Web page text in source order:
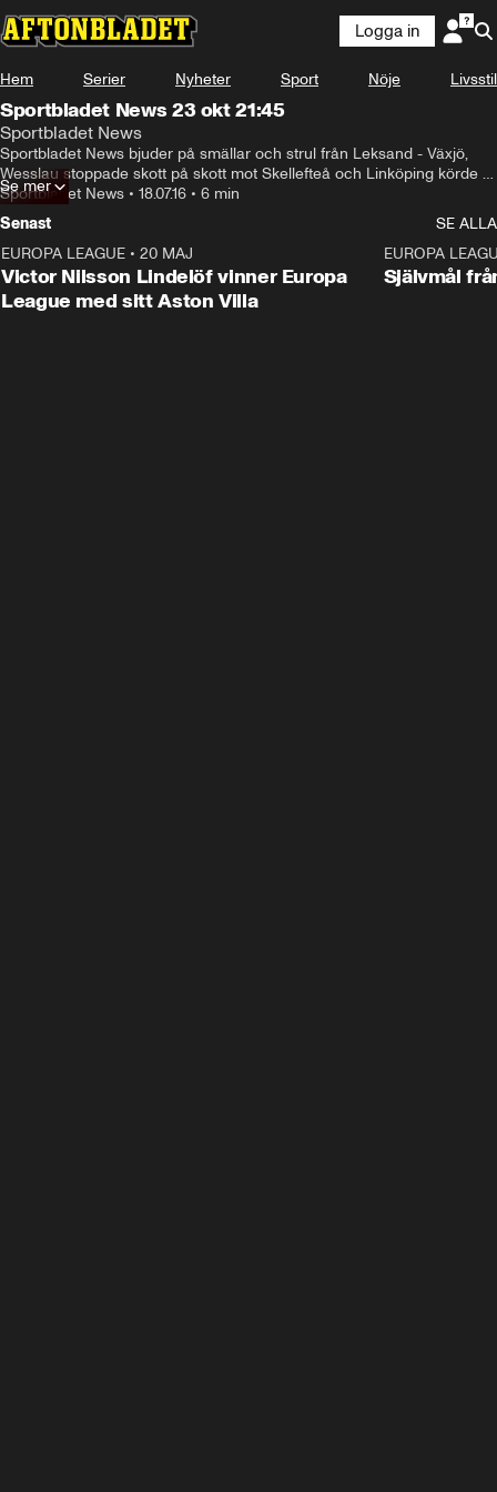
Logga in
Hem Serier Nyheter Sport Nöje Livsstil
Sportbladet News 23 okt 21:45
Sportbladet News
Sportbladet News bjuder på smällar och strul från Leksand - Växjö,
Wesslau stoppade skott på skott mot Skellefteå och Linköping körde
över Brynäs
Sportbladet News • 18.07.16 • 6 min
Se mer
Senast
SE ALLA
EUROPA LEAGUE • 20 MAJ
Victor Nilsson Lindelöf vinner Europa
League med sitt Aston Villa
EUROPA
Självmål